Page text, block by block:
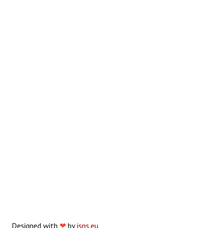
Designed with ❤ byjsns.eu